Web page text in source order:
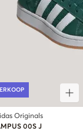
Originals
00S J